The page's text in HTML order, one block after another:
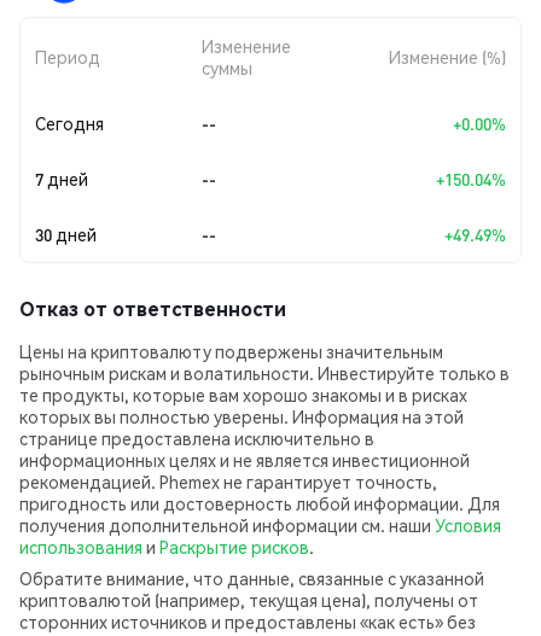
Период
Изменение
суммы
Изменение (%)
Сегодня -- +0.00%
7 дней -- +150.04%
30 дней -- +49.49%
Отказ от ответственности
Цены на криптовалюту подвержены значительным
рыночным рискам и волатильности. Инвестируйте только в
те продукты, которые вам хорошо знакомы и в рисках
которых вы полностью уверены. Информация на этой
странице предоставлена исключительно в
информационных целях и не является инвестиционной
рекомендацией. Phemex не гарантирует точность,
пригодность или достоверность любой информации. Для
получения дополнительной информации см. наши Условия
использования и Раскрытие рисков.
Обратите внимание, что данные, связанные с указанной
криптовалютой (например, текущая цена), получены от
сторонних источников и предоставлены «как есть» без